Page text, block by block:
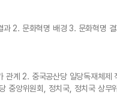
과 2. 문화혁명 배경 3. 문화혁명
관계 2. 중국공산당 일당독재체제
중앙위원회, 정치국, 정치국 상무위